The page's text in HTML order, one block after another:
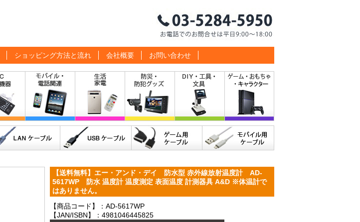
ショッピング方法と流れ 会社概要 お問い合わせ
【送料無料】エー・アンド・デイ 防水型 赤外線放射温度計 AD-
5617WP 防水 温度計 温度測定 表面温度 計測器具 A&D ※体温計で
はありません。
【商品コード】：AD-5617WP
【JAN/ISBN】：4981046445825